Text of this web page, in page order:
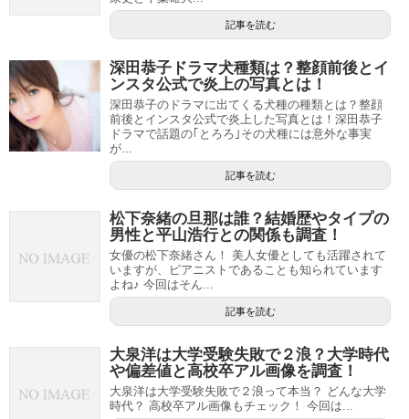
記事を読む
深田恭子ドラマ犬種類は？整顔前後とイ
ンスタ公式で炎上の写真とは！
深田恭子のドラマに出てくる犬種の種類とは？整顔
前後とインスタ公式で炎上した写真とは！深田恭子
ドラマで話題の｢とろろ｣その犬種には意外な事実
が...
記事を読む
松下奈緒の旦那は誰？結婚歴やタイプの
男性と平山浩行との関係も調査！
女優の松下奈緒さん！ 美人女優としても活躍されて
いますが、ピアニストであることも知られています
よね♪ 今回はそん...
記事を読む
大泉洋は大学受験失敗で２浪？大学時代
や偏差値と高校卒アル画像を調査！
大泉洋は大学受験失敗で２浪って本当？ どんな大学
時代？ 高校卒アル画像もチェック！ 今回は...